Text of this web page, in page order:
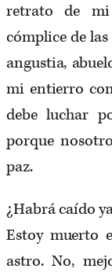
retrato de mi
cómplice de
angustia,
mi entierro
debe luchar
porque
paz.
¿Habrá caído
Estoy muerto
astro. No,